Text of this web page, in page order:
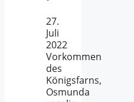
27.
Juli
2022
Vorkommen
des
Königsfarns,
Osmunda